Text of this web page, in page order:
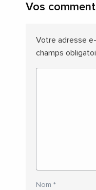
Vos
Votre adresse
champs
Nom *